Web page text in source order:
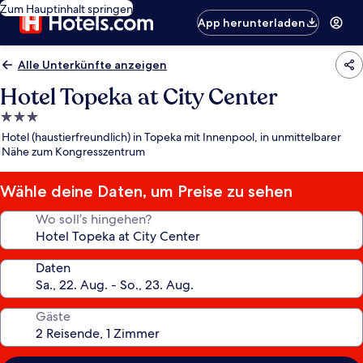
Zum Hauptinhalt springen
App herunterladen
Alle Unterkünfte anzeigen
Hotel Topeka at City Center
3.0-
Sterne-
Unterkunft
Hotel (haustierfreundlich) in Topeka mit Innenpool, in unmittelbarer
Nähe zum Kongresszentrum
Wähle deine Daten, um Preise zu sehen
Wo soll’s hingehen?
Daten
Gäste